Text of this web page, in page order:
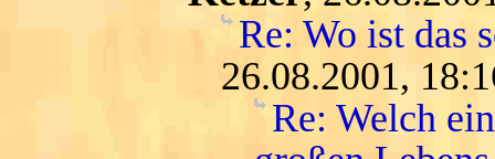
Re: Wo ist das
26.08.2001,
Re: Welch